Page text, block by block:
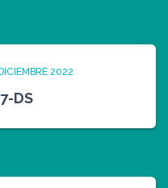
2022
DS